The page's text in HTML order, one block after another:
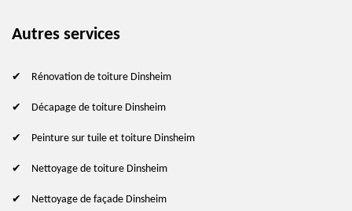
Autres services
Rénovation de toiture Dinsheim
Décapage de toiture Dinsheim
Peinture sur tuile et toiture Dinsheim
Nettoyage de toiture Dinsheim
Nettoyage de façade Dinsheim